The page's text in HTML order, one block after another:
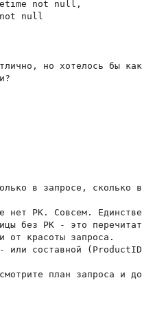
not null,
null
но хотелось бы
в запросе, сколько
нет PK. Совсем.
без PK - это
от красоты запроса.
- или составной
план запроса и